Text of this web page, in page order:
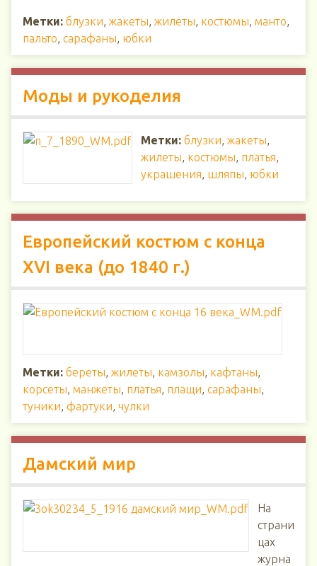
Метки: блузки, жакеты, жилеты, костюмы, манто,
пальто, сарафаны, юбки
Моды и рукоделия
Метки: блузки, жакеты,
жилеты, костюмы, платья,
украшения, шляпы, юбки
Европейский костюм с конца
XVI века (до 1840 г.)
Метки: береты, жилеты, камзолы, кафтаны,
корсеты, манжеты, платья, плащи, сарафаны,
туники, фартуки, чулки
Дамский мир
На
страни
цах
журна